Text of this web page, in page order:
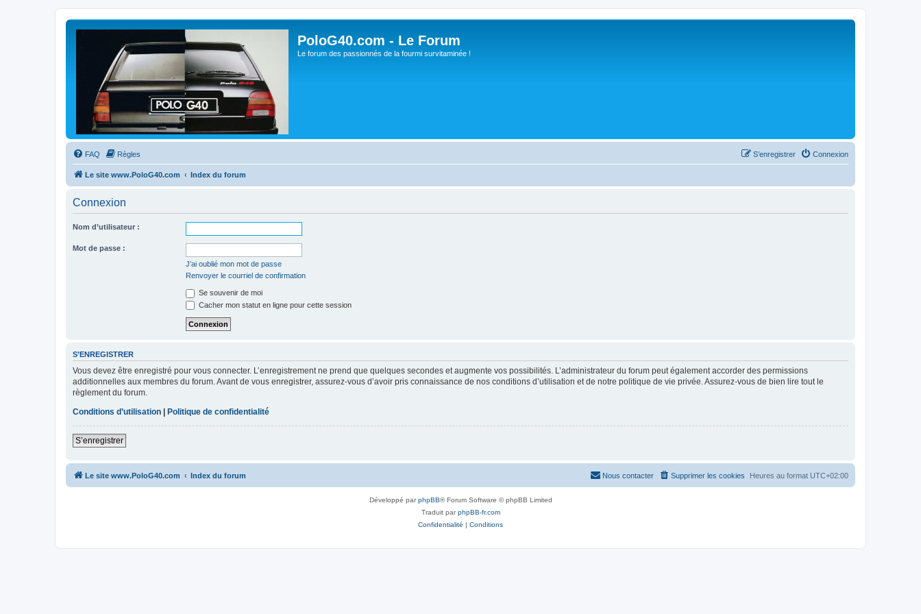
PoloG40.com - Le Forum
Le forum des passionnés de la fourmi survitaminée !
FAQ Règles Connexion
S’enregistrer
Le site www.PoloG40.com Index du forum
Connexion
Nom d’utilisateur :
Mot de passe :
J’ai oublié mon mot de passe
Renvoyer le courriel de confirmation
Se souvenir de moi
Cacher mon statut en ligne pour cette session
S’ENREGISTRER
Vous devez être enregistré pour vous connecter. L’enregistrement ne prend que quelques secondes et augmente vos possibilités. L’administrateur du forum peut également accorder des permissions
additionnelles aux membres du forum. Avant de vous enregistrer, assurez-vous d’avoir pris connaissance de nos conditions d’utilisation et de notre politique de vie privée. Assurez-vous de bien lire tout le
règlement du forum.
Conditions d’utilisation | Politique de confidentialité
S’enregistrer
Le site www.PoloG40.com Index du forum Heures au format UTC+02:00
Supprimer les cookies
Nous contacter
Développé parphpBB® Forum Software © phpBB Limited
Traduit parphpBB-fr.com
Confidentialité | Conditions